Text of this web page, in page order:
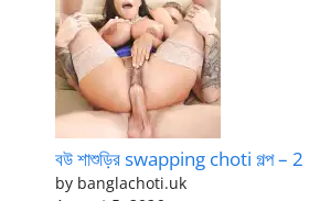
বউ শাশুড়ির swapping choti গল্প – 2
by banglachoti.uk